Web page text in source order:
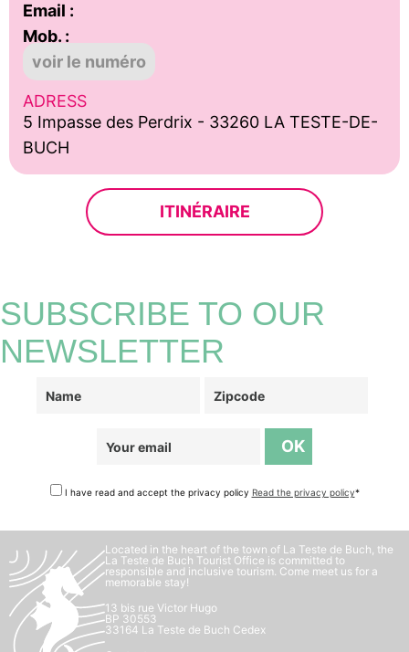
Email :
Mob. :
voir le numéro
ADRESS
5 Impasse des Perdrix - 33260 LA TESTE-DE-
BUCH
ITINÉRAIRE
SUBSCRIBE TO OUR
NEWSLETTER
I have read and accept the privacy policy Read the privacy policy*
Located in the heart of the town of La Teste de Buch, the
La Teste de Buch Tourist Office is committed to
responsible and inclusive tourism. Come meet us for a
memorable stay!
13 bis rue Victor Hugo
BP 30553
33164 La Teste de Buch Cedex